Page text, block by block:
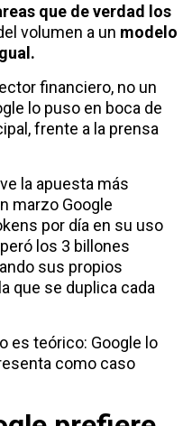
que de verdad los
volumen a un modelo
financiero, no un
lo puso en boca de
frente a la prensa
la apuesta más
marzo Google
por día en su uso
los 3 billones
sus propios
que se duplica cada
es teórico: Google lo
como caso